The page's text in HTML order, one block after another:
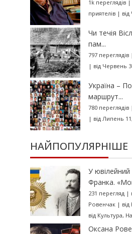
1k переглядів|
приятелів|
Чи течія
пам...
797 переглядів|
| від Червень
Україна –
маршрут...
780 переглядів|
| від Липень
НАЙПОПУЛЯРНІШЕ
У ювілейний
Франка.
231 перегляд|
Ровенчак|
від Культура,
Оксана